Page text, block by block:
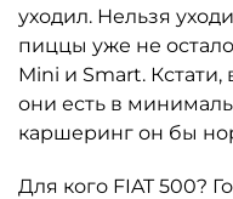
уходил. Нельзя
пиццы уже не
Mini и Smart. Кстати,
они есть в
каршеринг он бы
Для кого FIAT 500?